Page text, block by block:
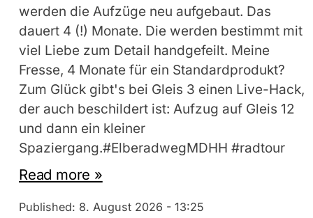
werden die Aufzüge neu aufgebaut. Das
dauert 4 (!) Monate. Die werden bestimmt mit
viel Liebe zum Detail handgefeilt. Meine
Fresse, 4 Monate für ein Standardprodukt?
Zum Glück gibt's bei Gleis 3 einen Live-Hack,
der auch beschildert ist: Aufzug auf Gleis 12
und dann ein kleiner
Spaziergang.#ElberadwegMDHH #radtour
Read more »
Published: 8. August 2026 - 13:25